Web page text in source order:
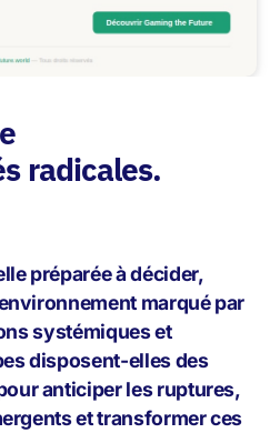
radicales.
préparée à décider,
marqué par
systémiques et
disposent-elles des
anticiper les ruptures,
et transformer ces